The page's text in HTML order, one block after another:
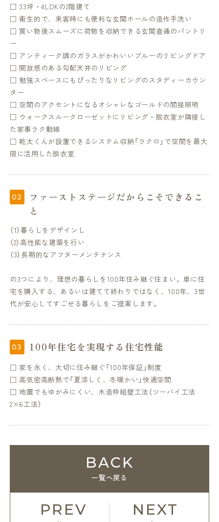
□ 33坪・4LDKの2階建て
□ 衛生的で、来客時にも便利な玄関ホールの造作手洗い
□ 買い物後スムーズに荷物を収納できる玄関直通のパントリ
ー
□ アンティーク調のガラスがかわいいブルーのリビングドア
□ 開放感のある勾配天井のリビング
□ 勉強スペースにもぴったりなリビングのスタディーカウン
ター
□ 空間のアクセントになるオシャレなゴールドの間接照明
□ ウォークスルークローゼットにリビング・脱衣室が隣接し
た家事ラク動線
□ 乾太くんが設置できるシステム収納「ラクロ」で空間を最大
限に活用した脱衣室
ファーストステージだからこそできるこ
と
（1）暮らしをデザインし
（2）高性能な建築を行い
（3）長期的なアフターメンテナンス
の3つにより、理想の暮らしを100年住み継ぐ住まい。単に住
宅を購入する、あるいは建てて終わりではなく、100年、3世
代が安心してすごせる暮らしをご提案します。
100年住宅を実現する住宅性能
□ 家を永く、大切に住み継ぐ「100年保証」制度
□ 高気密高断熱で「夏涼しく、冬暖かい」快適空間
□ 地震でもゆがみにくい、木造枠組壁工法（ツーバイ工法
2×6工法）
PREV
BACK
一覧へ戻る
NEXT